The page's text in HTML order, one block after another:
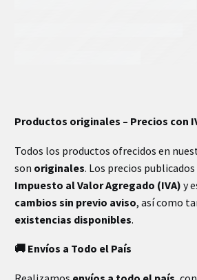
Productos originales – Precios con
Todos los productos ofrecidos en
son originales. Los precios publicados
Impuesto al Valor Agregado (IVA) y
cambios sin previo aviso, así como
existencias disponibles.
🚚 Envíos a Todo el País